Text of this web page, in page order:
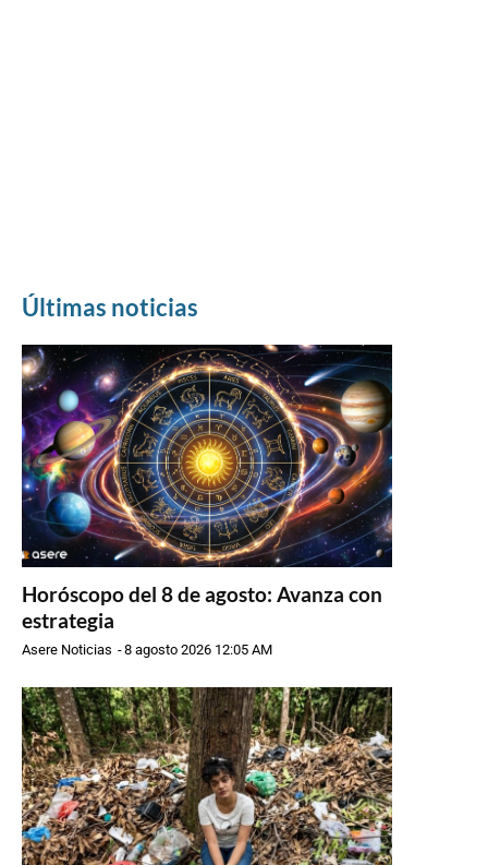
Últimas noticias
Horóscopo del 8 de agosto: Avanza con
estrategia
Asere Noticias -8 agosto 2026 12:05 AM